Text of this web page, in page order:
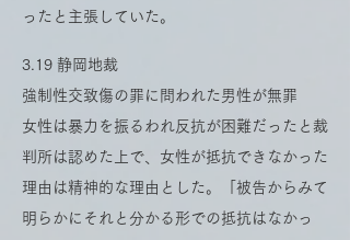
ったと主張していた。
3.19 静岡地裁
強制性交致傷の罪に問われた男性が無罪
女性は暴力を振るわれ反抗が困難だったと裁
判所は認めた上で、女性が抵抗できなかった
理由は精神的な理由とした。「被告からみて
明らかにそれと分かる形での抵抗はなかっ